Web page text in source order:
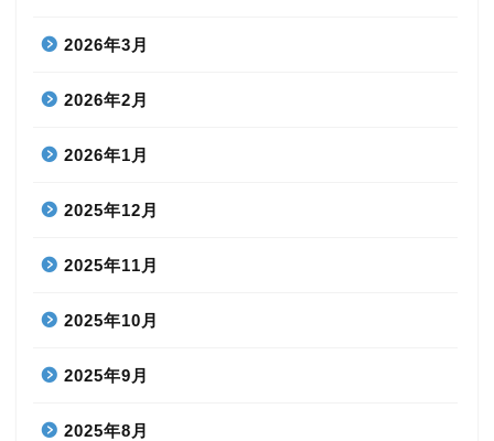
2026年3月
2026年2月
2026年1月
2025年12月
2025年11月
2025年10月
2025年9月
2025年8月